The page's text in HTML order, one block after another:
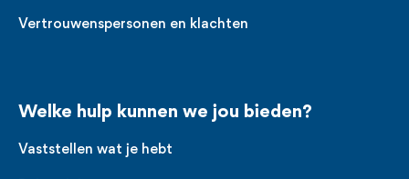
Vertrouwenspersonen en klachten
Welke hulp kunnen we jou bieden?
Vaststellen wat je hebt